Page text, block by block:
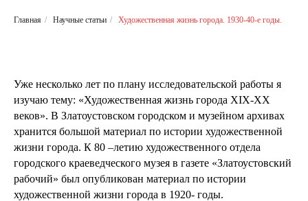
Главная / Научные статьи / Художественная жизнь города. 1930-40-е годы.
Уже несколько лет по плану исследовательской работы я
изучаю тему: «Художественная жизнь города XIX-XX
веков». В Златоустовском городском и музейном архивах
хранится большой материал по истории художественной
жизни города. К 80 –летию художественного отдела
городского краеведческого музея в газете «Златоустовский
рабочий» был опубликован материал по истории
художественной жизни города в 1920- годы.